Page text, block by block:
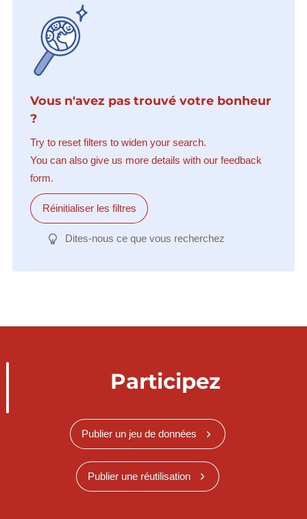
Vous n'avez pas trouvé votre bonheur
?
Try to reset filters to widen your search.
You can also give us more details with our feedback
form.
Réinitialiser les filtres
Dites-nous ce que vous recherchez
Participez
Publier un jeu de données
Publier une réutilisation